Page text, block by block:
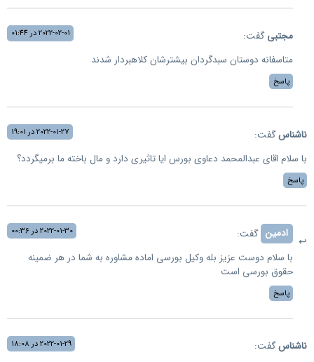
مجتبی گفت: 2022-02-01 در 01:44
متاسفانه دوستان سبدگردان بیشترشان کلاهبردار شدند
پاسخ
ناشناسگفت: 2022-01-27 در 19:01
با سلام اقای عبدالمحمد دعاوی بورس ایا تاثیری دارد و مال باخته ما برمیگردد؟
پاسخ
ادمین گفت: 2022-01-30 در 00:36
با سلام دوست عزیز بله وکیل بورسی اماده مشاوره به شما در هر ضمینه
حقوق بورسی است
پاسخ
ناشناسگفت: 2022-01-29 در 18:08